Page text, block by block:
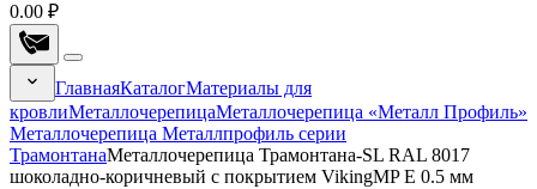
0.00 ₽
ГлавнаяКаталогМатериалы для
кровлиМеталлочерепицаМеталлочерепица «Металл Профиль»
Металлочерепица Металлпрофиль серии
ТрамонтанаМеталлочерепица Трамонтана-SL RAL 8017
шоколадно-коричневый с покрытием VikingMP E 0.5 мм